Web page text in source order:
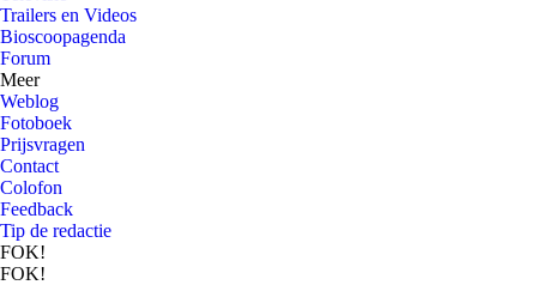
Trailers en Videos
Bioscoopagenda
Forum
Meer
Weblog
Fotoboek
Prijsvragen
Contact
Colofon
Feedback
Tip de redactie
FOK!
FOK!